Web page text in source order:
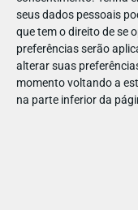
seus dados pessoais
que tem o direito de se
preferências serão
alterar suas
momento voltando a
na parte inferior da
Onde comprar
a maior ternura?
Entre mudas,
mais procuram
…